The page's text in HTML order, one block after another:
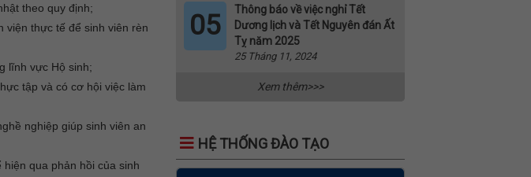
theo quy định;
viện thực tế để sinh viên rèn
lĩnh vực Hộ sinh;
tập và có cơ hội việc làm
nghiệp giúp sinh viên an
qua phản hồi của sinh
05
Thông báo về việc nghỉ Tết
Dương lịch và Tết Nguyên đán Ất
Tỵ năm 2025
25 Tháng 11, 2024
Xem thêm>>>
HỆ THỐNG ĐÀO TẠO